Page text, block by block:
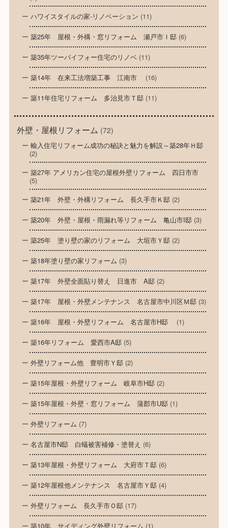
ハワイスタイルの家-リノベーション (11)
築25年 屋根・外構・窓リフォーム 瀬戸市Ｉ邸(6)
築35年ツーバイフォー住宅のリノベ(11)
築14年 在来工法増築工事 江南市 (16)
築11年住宅リフォーム 多治見市Ｔ邸(11)
外壁・屋根リフォーム (72)
輸入住宅リフォーム成功の秘訣と魅力を解説～築28年Ｈ邸
(2)
築27年 アメリカン住宅の屋根外壁リフォーム 四日市市
(5)
築21年 外壁・外構リフォーム 長久手市Ｋ邸(2)
築20年 外壁・屋根・雨漏れ等リフォーム 亀山市I邸(3)
築25年 塗り壁の家のリフォーム 大垣市Ｙ邸(2)
築18年塗り壁の家リフォーム (3)
築17年 外壁全面貼り替え 日進市 A邸(2)
築17年 屋根・外壁メンテナンス 名古屋市中川区Ｍ邸(3)
築16年 屋根・外壁リフォーム 名古屋市H邸 (1)
築16年リフォーム 愛西市A邸(5)
外壁リフォーム他 豊明市Ｙ邸(2)
築15年屋根・外壁リフォーム 岐阜市H邸(2)
築15年屋根・外壁・窓リフォーム 蒲郡市U邸(1)
外壁リフォーム (7)
名古屋市N邸 白蟻被害補修・塗替え (6)
築13年屋根・外壁リフォーム 大府市Ｔ邸(6)
築12年屋根他メンテナンス 名古屋市Ｙ邸(4)
外壁リフォーム 長久手市Ｏ邸(17)
築10年 サイディング外壁リフォーム (1)